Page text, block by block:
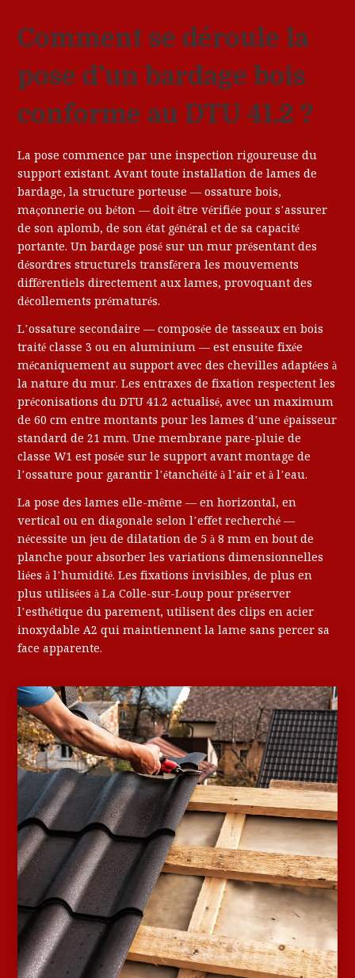
Comment se déroule la
pose d’un bardage bois
conforme au DTU 41.2 ?
La pose commence par une inspection rigoureuse du
support existant. Avant toute installation de lames de
bardage, la structure porteuse — ossature bois,
maçonnerie ou béton — doit être vérifiée pour s’assurer
de son aplomb, de son état général et de sa capacité
portante. Un bardage posé sur un mur présentant des
désordres structurels transférera les mouvements
différentiels directement aux lames, provoquant des
décollements prématurés.
L’ossature secondaire — composée de tasseaux en bois
traité classe 3 ou en aluminium — est ensuite fixée
mécaniquement au support avec des chevilles adaptées à
la nature du mur. Les entraxes de fixation respectent les
préconisations du DTU 41.2 actualisé, avec un maximum
de 60 cm entre montants pour les lames d’une épaisseur
standard de 21 mm. Une membrane pare-pluie de
classe W1 est posée sur le support avant montage de
l’ossature pour garantir l’étanchéité à l’air et à l’eau.
La pose des lames elle-même — en horizontal, en
vertical ou en diagonale selon l’effet recherché —
nécessite un jeu de dilatation de 5 à 8 mm en bout de
planche pour absorber les variations dimensionnelles
liées à l’humidité. Les fixations invisibles, de plus en
plus utilisées à La Colle-sur-Loup pour préserver
l’esthétique du parement, utilisent des clips en acier
inoxydable A2 qui maintiennent la lame sans percer sa
face apparente.